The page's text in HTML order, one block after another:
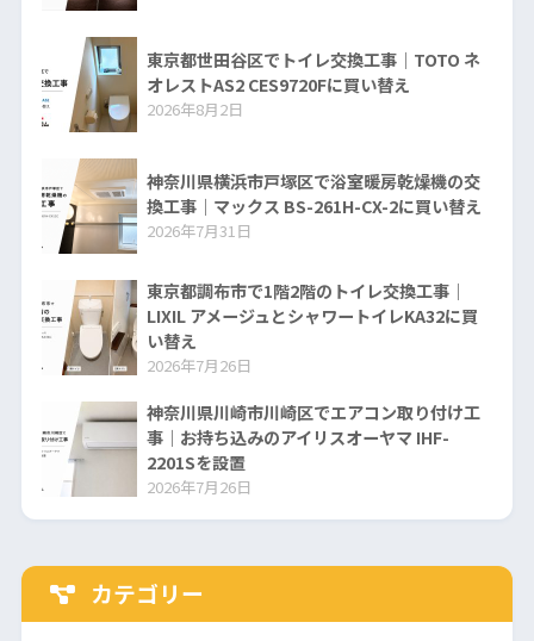
東京都世田谷区でトイレ交換工事｜TOTO ネ
オレストAS2 CES9720Fに買い替え
2026年8月2日
神奈川県横浜市戸塚区で浴室暖房乾燥機の交
換工事｜マックス BS-261H-CX-2に買い替え
2026年7月31日
東京都調布市で1階2階のトイレ交換工事｜
LIXIL アメージュとシャワートイレKA32に買
い替え
2026年7月26日
神奈川県川崎市川崎区でエアコン取り付け工
事｜お持ち込みのアイリスオーヤマ IHF-
2201Sを設置
2026年7月26日
カテゴリー